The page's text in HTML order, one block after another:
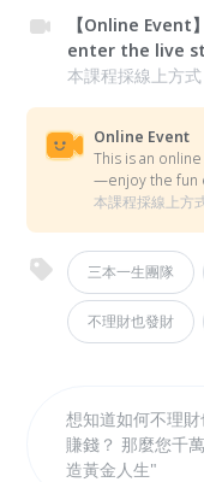
【Online
enter the live
本課程採線上方
Online Event
This is an
—enjoy the fun
本課程採線上方
三本一生團隊
不理財也發財
想知道如何不理
賺錢？ 那麼您千
造黃金人生"